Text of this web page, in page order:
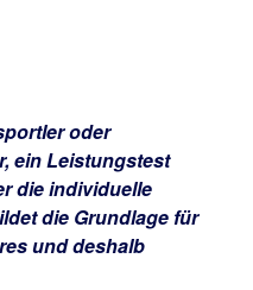
oder
ein Leistungstest
die individuelle
die Grundlage für
und deshalb